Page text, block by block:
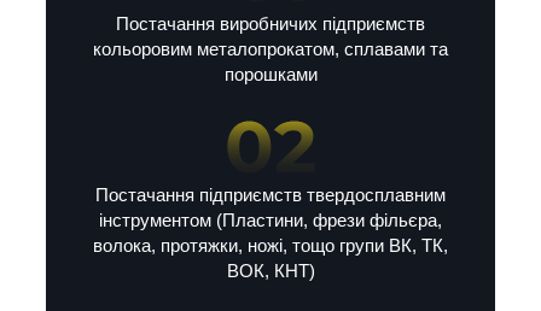
Постачання виробничих підприємств
кольоровим металопрокатом, сплавами та
порошками
Постачання підприємств твердосплавним
інструментом (Пластини, фрези фільєра,
волока, протяжки, ножі, тощо групи ВК, ТК,
ВОК, КНТ)